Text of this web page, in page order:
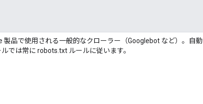
製品で使用される一般的なクローラー（Googlebot など）。自動
では常に robots.txt ルールに従います。